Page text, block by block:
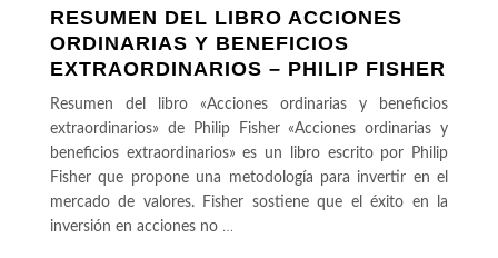
RESUMEN DEL LIBRO ACCIONES
ORDINARIAS Y BENEFICIOS
EXTRAORDINARIOS – PHILIP FISHER
Resumen del libro «Acciones ordinarias y beneficios
extraordinarios» de Philip Fisher «Acciones ordinarias y
beneficios extraordinarios» es un libro escrito por Philip
Fisher que propone una metodología para invertir en el
mercado de valores. Fisher sostiene que el éxito en la
inversión en acciones no …